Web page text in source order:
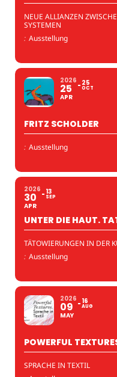
NEUE ALLIANZEN
SYSTEMEN
: Ausstellung
2026
25
APR
25
OCT
FRITZ SCHOLDER
: Ausstellung
2026
30
APR
13
SEP
UNTER DIE HAUT.
TÄTOWIERUNGEN IN DER
: Ausstellung
2026
09
MAY
16
AUG
POWERFUL
SPRACHE IN TEXTIL